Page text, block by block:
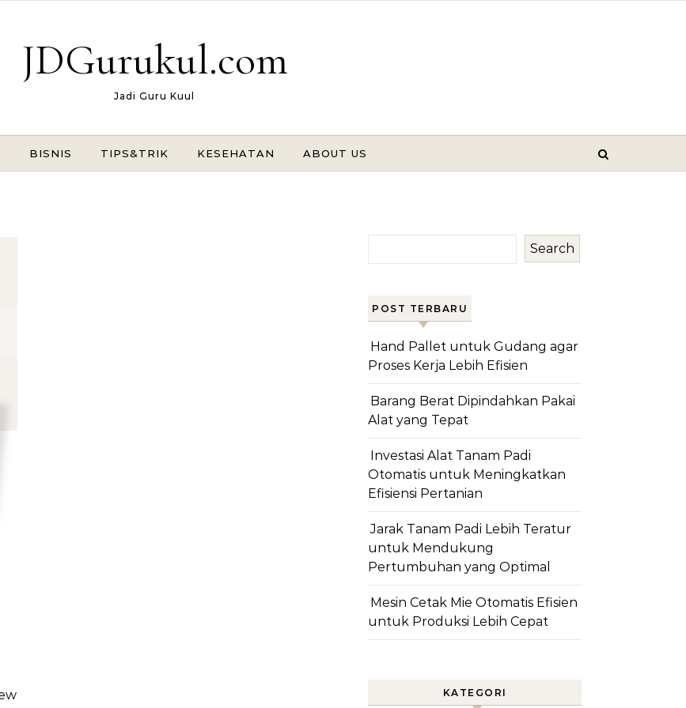
JDGurukul.com
Jadi Guru Kuul
BISNIS TIPS&TRIK KESEHATAN ABOUT US
Search
POST TERBARU
Hand Pallet untuk Gudang agar
Proses Kerja Lebih Efisien
Barang Berat Dipindahkan Pakai
Alat yang Tepat
Investasi Alat Tanam Padi
Otomatis untuk Meningkatkan
Efisiensi Pertanian
Jarak Tanam Padi Lebih Teratur
untuk Mendukung
Pertumbuhan yang Optimal
Mesin Cetak Mie Otomatis Efisien
untuk Produksi Lebih Cepat
KATEGORI